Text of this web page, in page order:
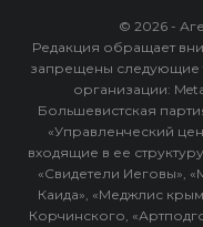
© 2026 -
Редакция обращает
запрещены следующие
организации:
Большевистская
«Управленческий
входящие в ее
«Свидетели Иеговы»,
Каида», «Меджлис
Корчинского,